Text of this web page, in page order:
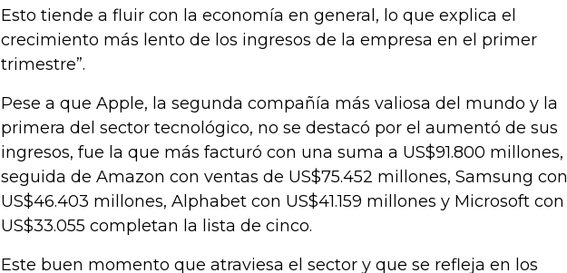
Esto tiende a fluir con la economía en general, lo que explica el
crecimiento más lento de los ingresos de la empresa en el primer
trimestre”.
Pese a que Apple, la segunda compañía más valiosa del mundo y la
primera del sector tecnológico, no se destacó por el aumentó de sus
ingresos, fue la que más facturó con una suma a US$91.800 millones,
seguida de Amazon con ventas de US$75.452 millones, Samsung con
US$46.403 millones, Alphabet con US$41.159 millones y Microsoft con
US$33.055 completan la lista de cinco.
Este buen momento que atraviesa el sector y que se refleja en los